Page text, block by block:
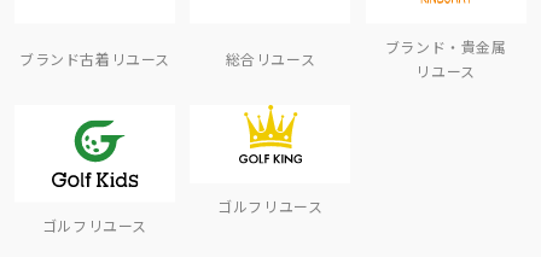
ブランド古着リユース 総合リユース
ブランド・貴金属
リユース
ゴルフリユース
ゴルフリユース